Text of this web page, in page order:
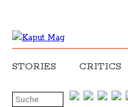
STORIES CRITICS